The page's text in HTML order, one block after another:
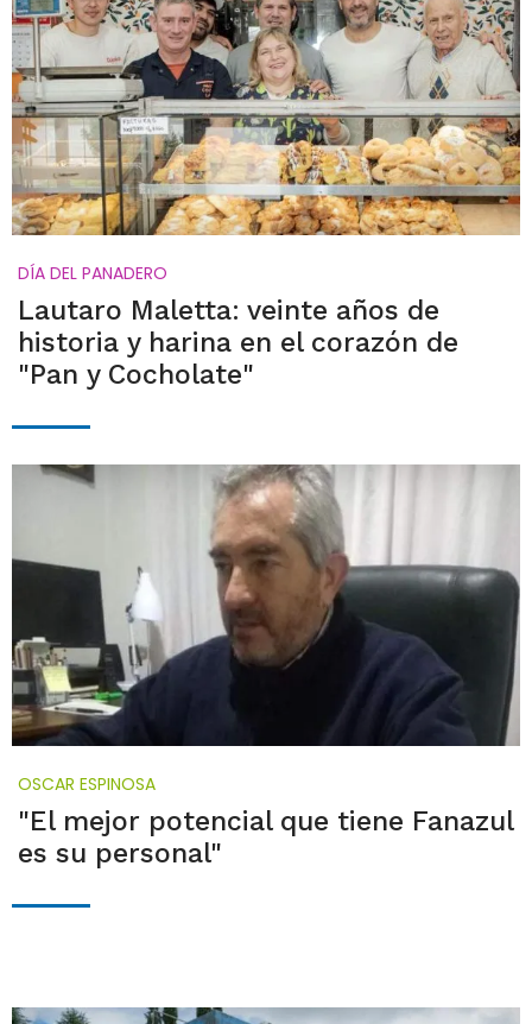
DÍA DEL PANADERO
Lautaro Maletta: veinte años de
historia y harina en el corazón de
"Pan y Cocholate"
OSCAR ESPINOSA
"El mejor potencial que tiene Fanazul
es su personal"